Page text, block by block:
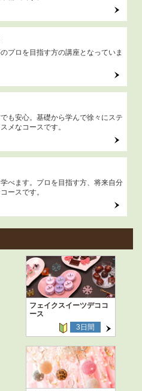
プロを目指す方の講座となっていま
も安心。基礎から学んで徐々にステ
メなコースです。
べます。プロを目指す方、将来自分
ースです。
フェイクスイーツデココ
ース
3日間